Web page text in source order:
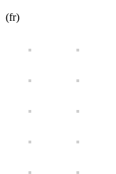
(fr)